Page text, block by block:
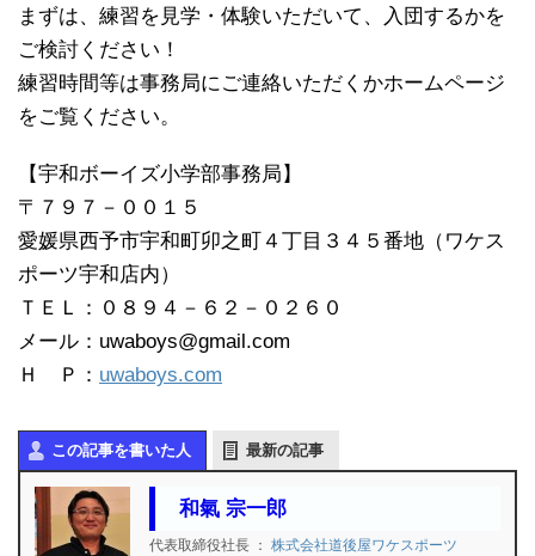
まずは、練習を見学・体験いただいて、入団するかを
ご検討ください！
練習時間等は事務局にご連絡いただくかホームページ
をご覧ください。
【宇和ボーイズ小学部事務局】
〒７９７－００１５
愛媛県西予市宇和町卯之町４丁目３４５番地（ワケス
ポーツ宇和店内）
ＴＥＬ：０８９４－６２－０２６０
メール：uwaboys@gmail.com
Ｈ Ｐ： uwaboys.com
この記事を書いた人 最新の記事
和氣 宗一郎
代表取締役社長 ： 株式会社道後屋ワケスポーツ